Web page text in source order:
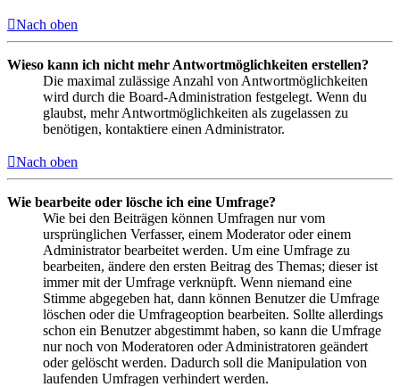
Nach oben
Wieso kann ich nicht mehr Antwortmöglichkeiten erstellen?
Die maximal zulässige Anzahl von Antwortmöglichkeiten
wird durch die Board-Administration festgelegt. Wenn du
glaubst, mehr Antwortmöglichkeiten als zugelassen zu
benötigen, kontaktiere einen Administrator.
Nach oben
Wie bearbeite oder lösche ich eine Umfrage?
Wie bei den Beiträgen können Umfragen nur vom
ursprünglichen Verfasser, einem Moderator oder einem
Administrator bearbeitet werden. Um eine Umfrage zu
bearbeiten, ändere den ersten Beitrag des Themas; dieser ist
immer mit der Umfrage verknüpft. Wenn niemand eine
Stimme abgegeben hat, dann können Benutzer die Umfrage
löschen oder die Umfrageoption bearbeiten. Sollte allerdings
schon ein Benutzer abgestimmt haben, so kann die Umfrage
nur noch von Moderatoren oder Administratoren geändert
oder gelöscht werden. Dadurch soll die Manipulation von
laufenden Umfragen verhindert werden.